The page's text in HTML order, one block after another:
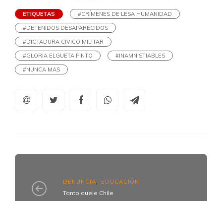
ETIQUETAS
#CRÍMENES DE LESA HUMANIDAD
#DETENIDOS DESAPARECIDOS
#DICTADURA CIVICO MILITAR
#GLORIA ELGUETA PINTO
#INAMNISTIABLES
#NUNCA MAS
DENUNCIA EDUCACIÓN
Tanto duele Chile